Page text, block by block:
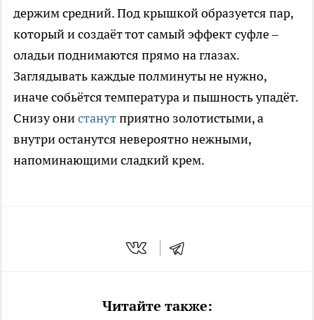
держим средний. Под крышкой образуется пар,
который и создаёт тот самый эффект суфле –
оладьи поднимаются прямо на глазах.
Заглядывать каждые полминуты не нужно,
иначе собьётся температура и пышность упадёт.
Снизу онистанутприятно золотистыми, а
внутри останутся невероятно нежными,
напоминающими сладкий крем.
Читайте также: